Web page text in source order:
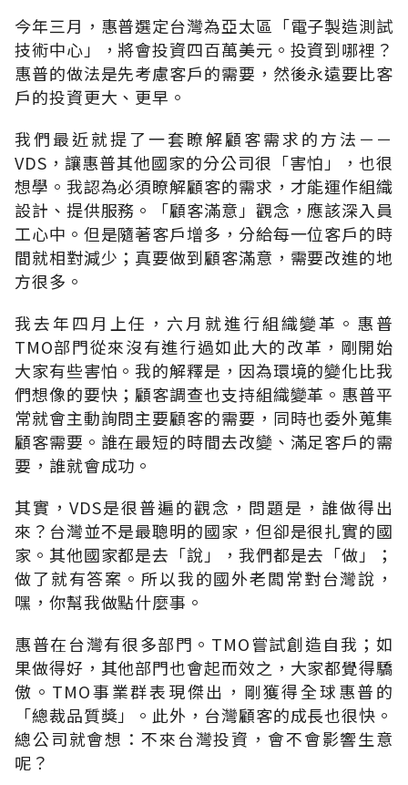
今年三月，惠普選定台灣為亞太區「電子製造測試
技術中心」，將會投資四百萬美元。投資到哪裡？
惠普的做法是先考慮客戶的需要，然後永遠要比客
戶的投資更大、更早。
我們最近就提了一套瞭解顧客需求的方法－－
VDS，讓惠普其他國家的分公司很「害怕」，也很
想學。我認為必須瞭解顧客的需求，才能運作組織
設計、提供服務。「顧客滿意」觀念，應該深入員
工心中。但是隨著客戶增多，分給每一位客戶的時
間就相對減少；真要做到顧客滿意，需要改進的地
方很多。
我去年四月上任，六月就進行組織變革。惠普
TMO部門從來沒有進行過如此大的改革，剛開始
大家有些害怕。我的解釋是，因為環境的變化比我
們想像的要快；顧客調查也支持組織變革。惠普平
常就會主動詢問主要顧客的需要，同時也委外蒐集
顧客需要。誰在最短的時間去改變、滿足客戶的需
要，誰就會成功。
其實，VDS是很普遍的觀念，問題是，誰做得出
來？台灣並不是最聰明的國家，但卻是很扎實的國
家。其他國家都是去「說」，我們都是去「做」；
做了就有答案。所以我的國外老闆常對台灣說，
嘿，你幫我做點什麼事。
惠普在台灣有很多部門。TMO嘗試創造自我；如
果做得好，其他部門也會起而效之，大家都覺得驕
傲。TMO事業群表現傑出，剛獲得全球惠普的
「總裁品質獎」。此外，台灣顧客的成長也很快。
總公司就會想：不來台灣投資，會不會影響生意
呢？